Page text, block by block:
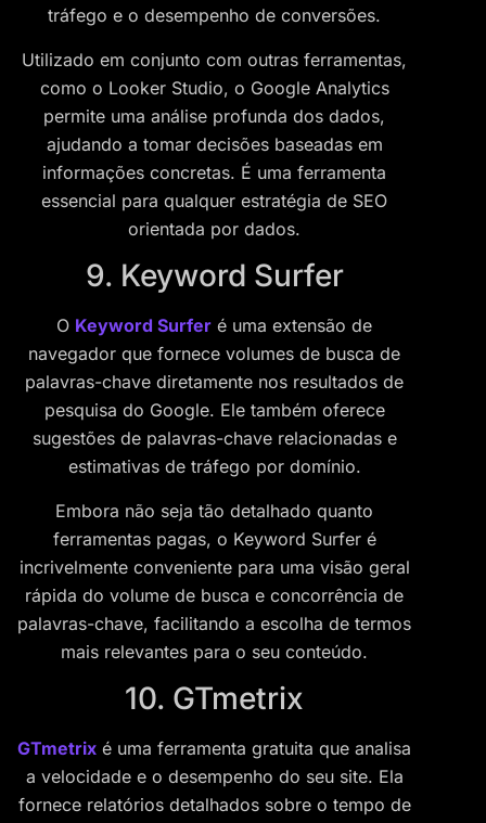
tráfego e o desempenho de conversões.
Utilizado em conjunto com outras ferramentas,
como o Looker Studio, o Google Analytics
permite uma análise profunda dos dados,
ajudando a tomar decisões baseadas em
informações concretas. É uma ferramenta
essencial para qualquer estratégia de SEO
orientada por dados.
9. Keyword Surfer
O Keyword Surfer é uma extensão de
navegador que fornece volumes de busca de
palavras-chave diretamente nos resultados de
pesquisa do Google. Ele também oferece
sugestões de palavras-chave relacionadas e
estimativas de tráfego por domínio.
Embora não seja tão detalhado quanto
ferramentas pagas, o Keyword Surfer é
incrivelmente conveniente para uma visão geral
rápida do volume de busca e concorrência de
palavras-chave, facilitando a escolha de termos
mais relevantes para o seu conteúdo.
10. GTmetrix
GTmetrix é uma ferramenta gratuita que analisa
a velocidade e o desempenho do seu site. Ela
fornece relatórios detalhados sobre o tempo de